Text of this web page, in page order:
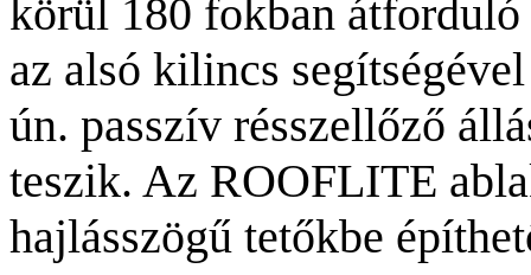
körül 180 fokban
az alsó kilincs
ún. passzív résszellőző
teszik. Az ROOFLITE
hajlásszögű tetőkbe